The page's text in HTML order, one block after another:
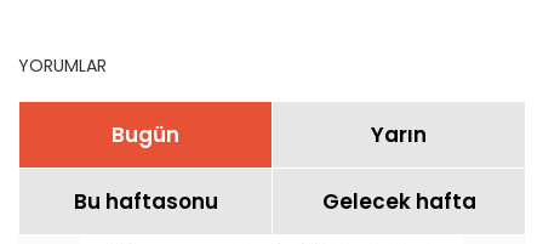
YORUMLAR
Bugün Yarın
Bu haftasonu Gelecek hafta